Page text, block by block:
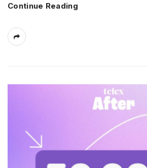
Continue Reading